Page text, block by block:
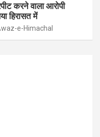
करने वाला आरोपी
हिरासत में
e-Himachal